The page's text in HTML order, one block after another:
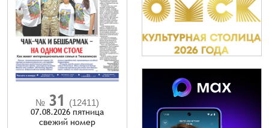
№ 31 (12411)
07.08.2026 пятница
cвежий номер